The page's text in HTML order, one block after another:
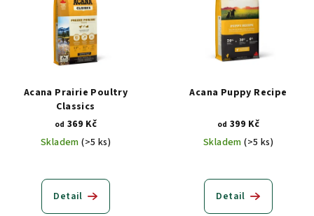
Acana Prairie Poultry
Classics
od 369 Kč
Skladem(>5 ks)
Detail
Acana Puppy Recipe
od 399 Kč
Skladem(>5 ks)
Detail